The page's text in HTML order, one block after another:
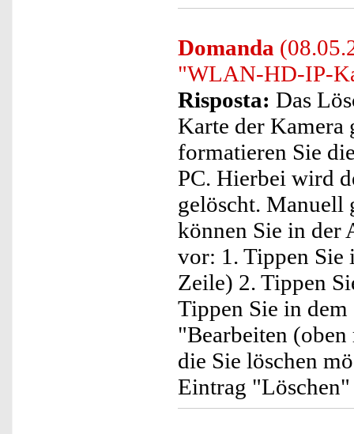
Domanda
"WLAN-HD-IP-
Risposta: Das
Karte der Kamera
formatieren Sie
PC. Hierbei wird
gelöscht. Manuell
können Sie in der
vor: 1. Tippen
Zeile) 2. Tippen
Tippen Sie in
"Bearbeiten
die Sie löschen
Eintrag